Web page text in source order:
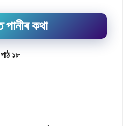
পানীৰ কথা
পাঠ ১৮